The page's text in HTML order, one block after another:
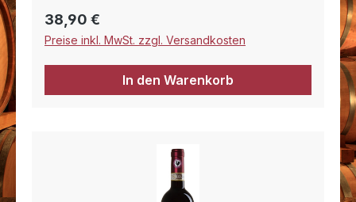
Fassalterung besticht der Wein durch seine
sehr reife dunkle Frucht mit Vanillearomen
der auch höchsten Ansprüchen genügt und
zum Geniessen einlädt. Ideal mit Braten,
Regulärer Preis:
38,90 €
Preise inkl. MwSt. zzgl. Versandkosten
In den Warenkorb